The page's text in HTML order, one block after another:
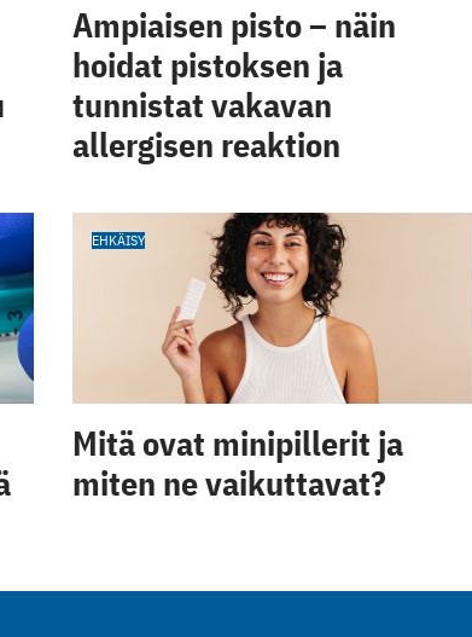
Ampiaisen pisto – näin
hoidat pistoksen ja
tunnistat vakavan
allergisen reaktion
EHKÄISY
Mitä ovat minipillerit ja
miten ne vaikuttavat?